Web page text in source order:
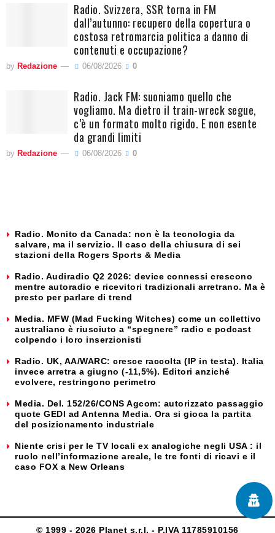
Radio. Svizzera, SSR torna in FM
dall’autunno: recupero della copertura o
costosa retromarcia politica a danno di
contenuti e occupazione?
by Redazione 06/08/2026 0
Radio. Jack FM: suoniamo quello che
vogliamo. Ma dietro il train-wreck segue,
c’è un formato molto rigido. E non esente
da grandi limiti
by Redazione 06/08/2026 0
Radio. Monito da Canada: non è la tecnologia da
salvare, ma il servizio. Il caso della chiusura di sei
stazioni della Rogers Sports & Media
Radio. Audiradio Q2 2026: device connessi crescono
mentre autoradio e ricevitori tradizionali arretrano. Ma è
presto per parlare di trend
Media. MFW (Mad Fucking Witches) come un collettivo
australiano è riusciuto a “spegnere” radio e podcast
colpendo i loro inserzionisti
Radio. UK, AA/WARC: cresce raccolta (IP in testa). Italia
invece arretra a giugno (-11,5%). Editori anziché
evolvere, restringono perimetro
Media. Del. 152/26/CONS Agcom: autorizzato passaggio
quote GEDI ad Antenna Media. Ora si gioca la partita
del posizionamento industriale
Niente crisi per le TV locali ex analogiche negli USA : il
ruolo nell’informazione areale, le tre fonti di ricavi e il
caso FOX a New Orleans
© 1999 - 2026 Planet s.r.l. - P.IVA 11785910156